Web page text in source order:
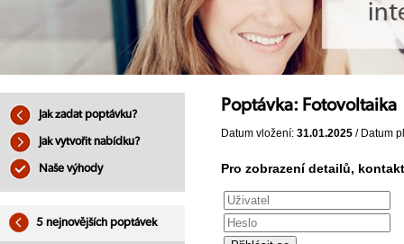
Jak zadat poptávku?
Jak vytvořit nabídku?
Naše výhody
5 nejnovějších poptávek
Poptávka: Fotovoltaika
Datum vložení: 31.01.2025 / Datum
Pro zobrazení detailů,